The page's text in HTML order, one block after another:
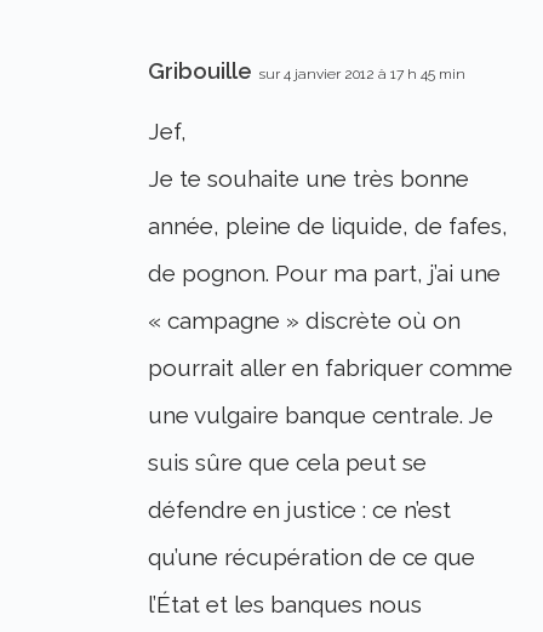
Gribouille sur 4 janvier 2012 à 17 h 45 min
Jef,
Je te souhaite une très bonne
année, pleine de liquide, de fafes,
de pognon. Pour ma part, j’ai une
« campagne » discrète où on
pourrait aller en fabriquer comme
une vulgaire banque centrale. Je
suis sûre que cela peut se
défendre en justice : ce n’est
qu’une récupération de ce que
l’État et les banques nous